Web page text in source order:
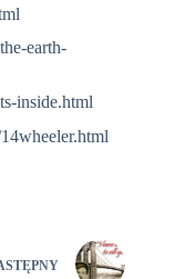
earth-
inside.html